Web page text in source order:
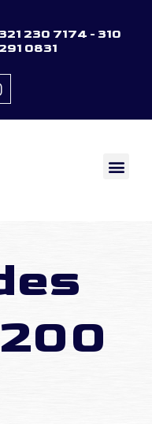
230 7174 - 310
291 0831